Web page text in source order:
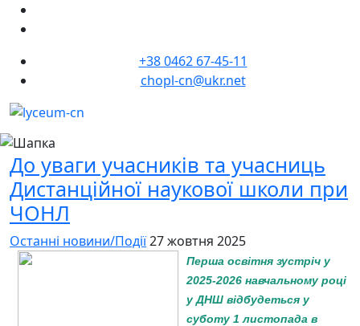
+38 0462 67-45-11
chopl-cn@ukr.net
До уваги учасників та учасниць
Дистанційної наукової школи при
ЧОНЛ
Останні новини/Події27 жовтня 2025
Перша освітня зустріч у
2025-2026 навчальному році
у ДНШ відбудеться у
суботу 1 листопада в